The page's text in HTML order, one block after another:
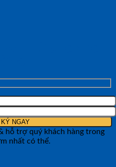
hỗ trợ quý khách hàng trong
nhất có thể.